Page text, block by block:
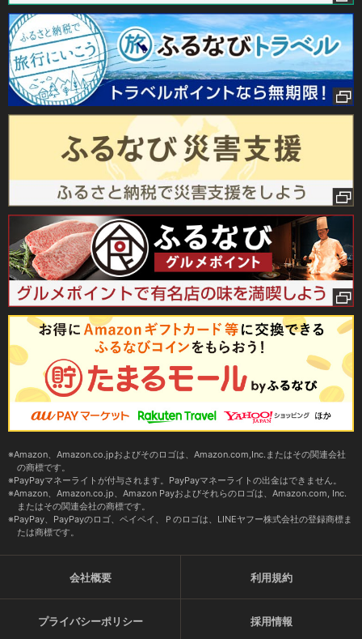
Amazon、Amazon.co.jpおよびそのロゴは、Amazon.com,Inc.またはその関連会社
の商標です。
PayPayマネーライトが付与されます。PayPayマネーライトの出金はできません。
Amazon、Amazon.co.jp、Amazon Payおよびそれらのロゴは、Amazon.com, Inc.
またはその関連会社の商標です。
PayPay、PayPayのロゴ、ペイペイ、Ｐのロゴは、LINEヤフー株式会社の登録商標ま
たは商標です。
会社概要 利用規約
プライバシーポリシー 採用情報